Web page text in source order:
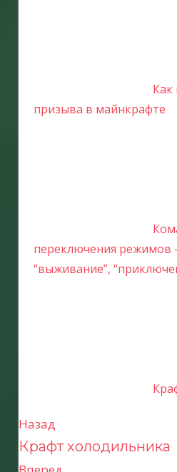
Как
призыва в майнкрафте
переключения режимов
“выживание”,
Н
а
Назад
Крафт холодильника